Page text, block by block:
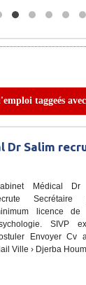
taggeés
Dr Salim
Médical Dr
Secrétaire
licence de
SIVP
Envoyer Cv
Ville › Djerba